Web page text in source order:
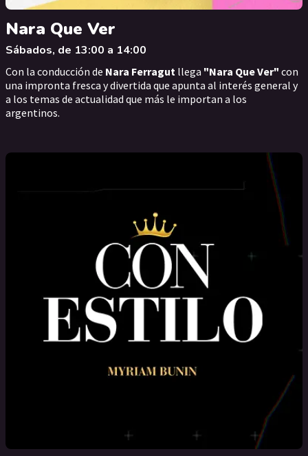
Nara Que Ver
Sábados, de 13:00 a 14:00
Con la conducción de Nara Ferragut llega "Nara Que Ver" con
una impronta fresca y divertida que apunta al interés general y
a los temas de actualidad que más le importan a los
argentinos.